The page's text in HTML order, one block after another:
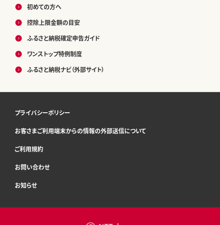
初めての方へ
控除上限金額の目安
ふるさと納税確定申告ガイド
ワンストップ特例制度
ふるさと納税ナビ（外部サイト）
プライバシーポリシー
お客さまご利用端末からの情報の外部送信について
ご利用規約
お問い合わせ
お知らせ